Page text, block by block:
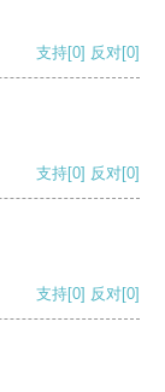
支持[0] 反对[0]
支持[0] 反对[0]
支持[0] 反对[0]